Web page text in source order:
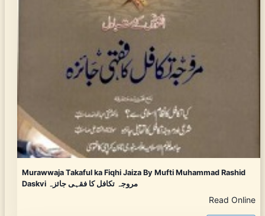
Murawwaja Takaful ka Fiqhi Jaiza By Mufti Muhammad Rashid
Daskvi مروجہ تکافل کا فقہی جائزہ
Read Online